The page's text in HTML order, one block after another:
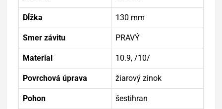
Dĺžka 130 mm
Smer závitu PRAVÝ
Material 10.9, /10/
Povrchová úprava žiarový zinok
Pohon šestihran